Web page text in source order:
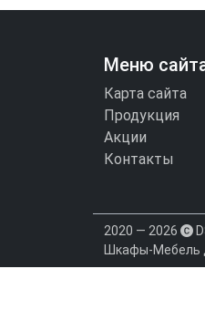
Меню
Карта сайта
Продукция
Акции
Контакты
2020 — 2026
Шкафы-Мебель